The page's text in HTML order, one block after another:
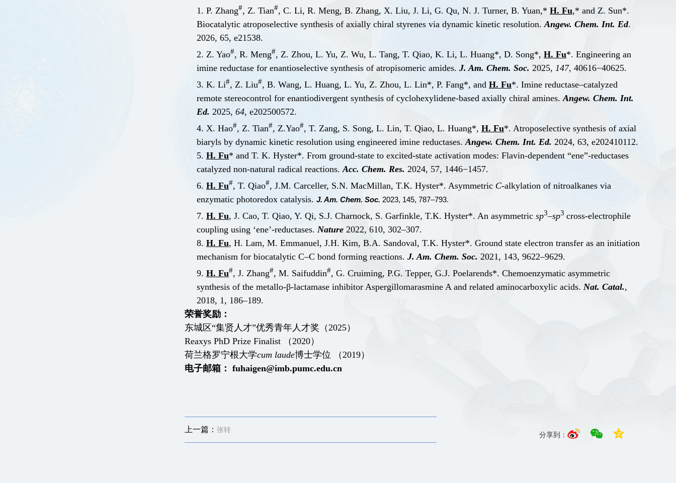
1. P. Zhang#, Z. Tian#, C. Li, R. Meng, B. Zhang, X. Liu, J. Li, G. Qu, N. J. Turner, B. Yuan,* H. Fu,* and Z. Sun*.
Biocatalytic atroposelective synthesis of axially chiral styrenes via dynamic kinetic resolution.Angew. Chem. Int. Ed.
2026, 65, e21538.
2. Z. Yao#, R. Meng#, Z. Zhou, L. Yu, Z. Wu, L. Tang, T. Qiao, K. Li, L. Huang*, D. Song*, H. Fu*. Engineering an
imine reductase for enantioselective synthesis of atropisomeric amides. J. Am. Chem. Soc. 2025, 147, 40616−40625.
3. K. Li#, Z. Liu#, B. Wang, L. Huang, L. Yu, Z. Zhou, L. Lin*, P. Fang*, and H. Fu*. Imine reductase–catalyzed
remote stereocontrol for enantiodivergent synthesis of cyclohexylidene-based axially chiral amines.Angew. Chem. Int.
Ed. 2025, 64, e202500572.
4. X. Hao#, Z. Tian#, Z.Yao#, T. Zang, S. Song, L. Lin, T. Qiao, L. Huang*, H. Fu*. Atroposelective synthesis of axial
biaryls by dynamic kinetic resolution using engineered imine reductases.Angew. Chem. Int. Ed. 2024, 63, e202410112.
5. H. Fu* and T. K. Hyster*. From ground-state to excited-state activation modes: Flavin-dependent “ene”-reductases
catalyzed non-natural radical reactions.Acc. Chem. Res. 2024, 57, 1446−1457.
6. H. Fu#, T. Qiao#, J.M. Carceller, S.N. MacMillan, T.K. Hyster*. Asymmetric C-alkylation of nitroalkanes via
enzymatic photoredox catalysis. J. Am. Chem. Soc. 2023, 145, 787–793.
7. H. Fu, J. Cao, T. Qiao, Y. Qi, S.J. Charnock, S. Garfinkle, T.K. Hyster*. An asymmetric sp3–sp3 cross-electrophile
coupling using ‘ene’-reductases. Nature 2022, 610, 302–307.
8. H. Fu, H. Lam, M. Emmanuel, J.H. Kim, B.A. Sandoval, T.K. Hyster*. Ground state electron transfer as an initiation
mechanism for biocatalytic C–C bond forming reactions. J. Am. Chem. Soc. 2021, 143, 9622–9629.
9. H. Fu#, J. Zhang#, M. Saifuddin#, G. Cruiming, P.G. Tepper, G.J. Poelarends*. Chemoenzymatic asymmetric
synthesis of the metallo-β-lactamase inhibitor Aspergillomarasmine A and related aminocarboxylic acids. Nat. Catal.,
2018, 1, 186–189.
荣誉奖励：
东城区“集贤人才”优秀青年人才奖（2025）
Reaxys PhD Prize Finalist （2020）
荷兰格罗宁根大学cum laude博士学位 （2019）
电子邮箱： fuhaigen@imb.pumc.edu.cn
上一篇： 张转
分享到：